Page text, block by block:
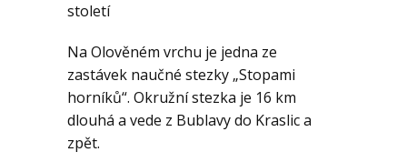
století
Na Olověném vrchu je jedna ze
zastávek naučné stezky „Stopami
horníků“. Okružní stezka je 16 km
dlouhá a vede z Bublavy do Kraslic a
zpět.